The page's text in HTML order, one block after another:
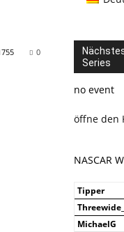
0
Series
no event
öffne den
NASCAR
Tipper
MichaelG